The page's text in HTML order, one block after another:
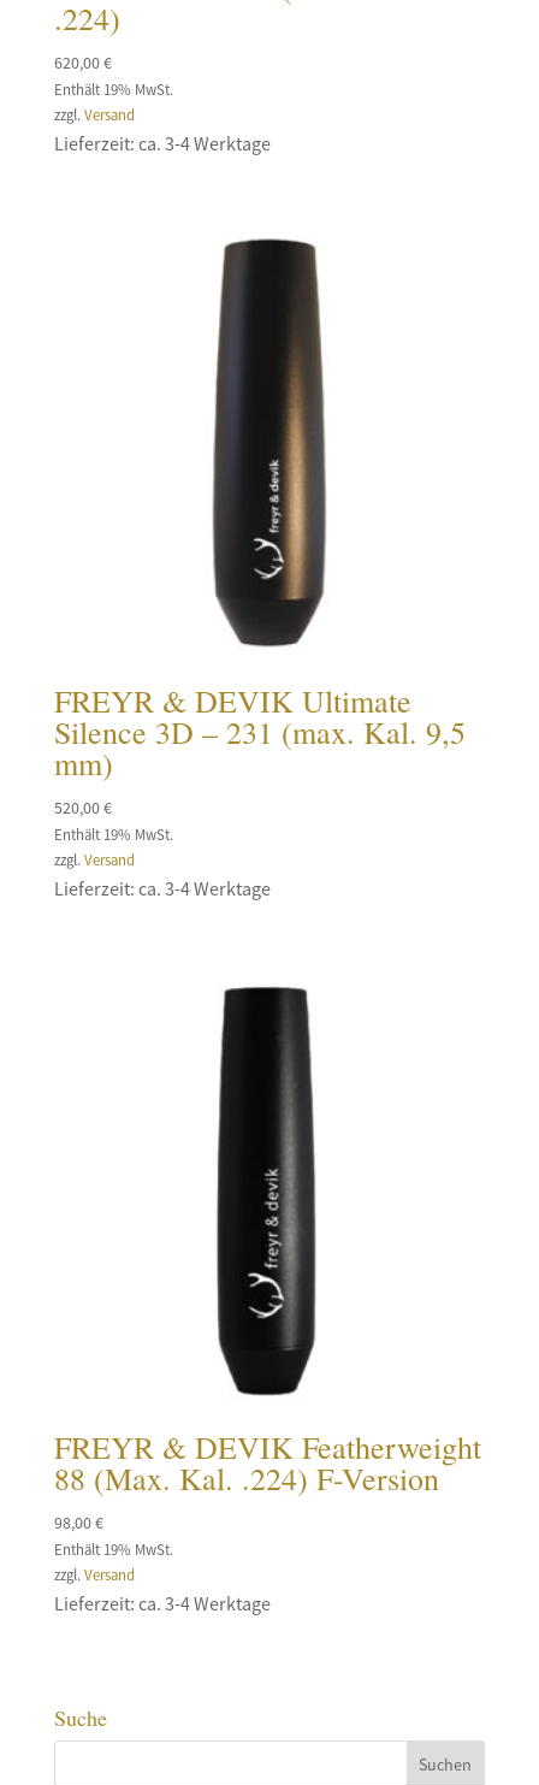
.224)
620,00€
Enthält 19% MwSt.
zzgl. Versand
Lieferzeit: ca. 3-4 Werktage
FREYR & DEVIK Ultimate
Silence 3D – 231 (max. Kal. 9,5
mm)
520,00€
Enthält 19% MwSt.
zzgl.Versand
Lieferzeit: ca. 3-4 Werktage
FREYR & DEVIK Featherweight
88 (Max. Kal. .224) F-Version
98,00€
Enthält 19% MwSt.
zzgl. Versand
Lieferzeit: ca. 3-4 Werktage
Suche